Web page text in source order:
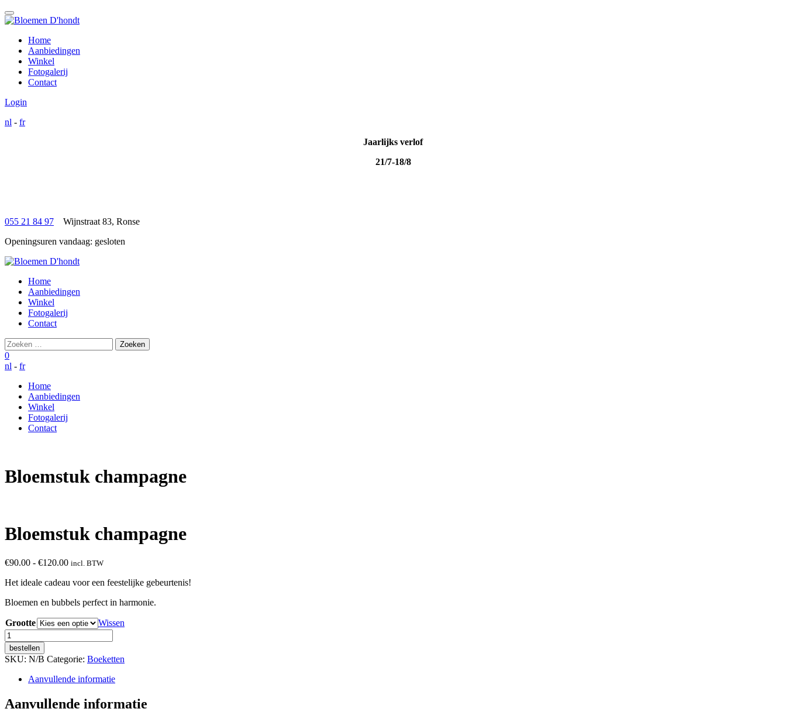
Home
Aanbiedingen
Winkel
Fotogalerij
Contact
Login
nl - fr
Jaarlijks verlof
21/7-18/8
055 21 84 97
Wijnstraat 83, Ronse
Openingsuren vandaag: gesloten
Home
Aanbiedingen
Winkel
Fotogalerij
Contact
Zoeken
naar:
0
nl - fr
Home
Aanbiedingen
Winkel
Fotogalerij
Contact
Bloemstuk champagne
Bloemstuk champagne
€90.00 - €120.00Prijsklasse:
tot
incl. BTW
Het ideale cadeau voor een feestelijke gebeurtenis!
Bloemen en bubbels perfect in harmonie.
Grootte
Wissen
Bloemstuk
champagne
aantal
bestellen
SKU: N/B Categorie: Boeketten
Aanvullende informatie
Aanvullende informatie